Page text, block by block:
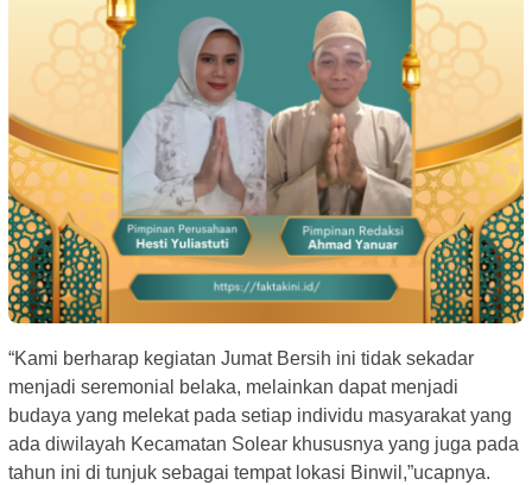
“Kami berharap kegiatan Jumat Bersih ini tidak sekadar
menjadi seremonial belaka, melainkan dapat menjadi
budaya yang melekat pada setiap individu masyarakat yang
ada diwilayah Kecamatan Solear khususnya yang juga pada
tahun ini di tunjuk sebagai tempat lokasi Binwil,”ucapnya.